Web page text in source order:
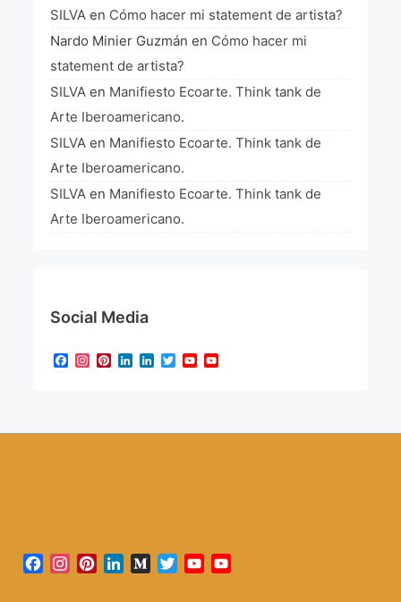
SILVA en Cómo hacer mi statement de artista?
Nardo Minier Guzmán en Cómo hacer mi
statement de artista?
SILVA en Manifiesto Ecoarte. Think tank de
Arte Iberoamericano.
SILVA en Manifiesto Ecoarte. Think tank de
Arte Iberoamericano.
SILVA en Manifiesto Ecoarte. Think tank de
Arte Iberoamericano.
Social Media
Facebook
Instagram
Pinterest
LinkedIn
LinkedIn
TwitterYouTube
Facebook
Instagram
PinterestLinkedInMediumTwitterYouTube